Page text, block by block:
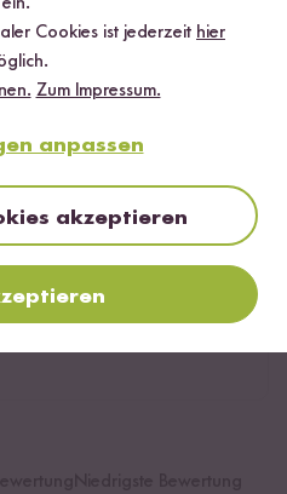
0 %
Produkt
ein.
Cookies ist jederzeit hier
Zum Impressum.
anpassen
akzeptieren